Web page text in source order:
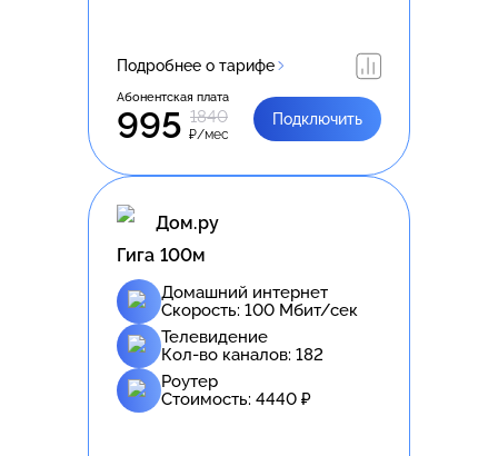
Подробнее о тарифе
Абонентская плата
995 1840
₽/мес
Подключить
Дом.ру
Гига 100м
Домашний интернет
Скорость: 100 Мбит/сек
Телевидение
Кол-во каналов: 182
Роутер
Стоимость: 4440 ₽